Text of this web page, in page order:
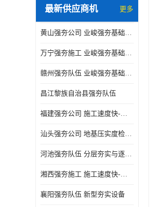
最新供应商机 更多
黄山强夯公司 业峻强夯基础工程
万宁强夯施工 业峻强夯基础工程
赣州强夯队伍 业峻强夯基础工程
昌江黎族自治县强夯队伍
福建强夯公司 施工速度快-施耐用性强
汕头强夯公司 地基压实度检测方法与标准
河池强夯队伍 分层夯实与逐层检测技术
湘西强夯施工 施工速度快-施耐用性强
襄阳强夯队伍 新型夯实设备